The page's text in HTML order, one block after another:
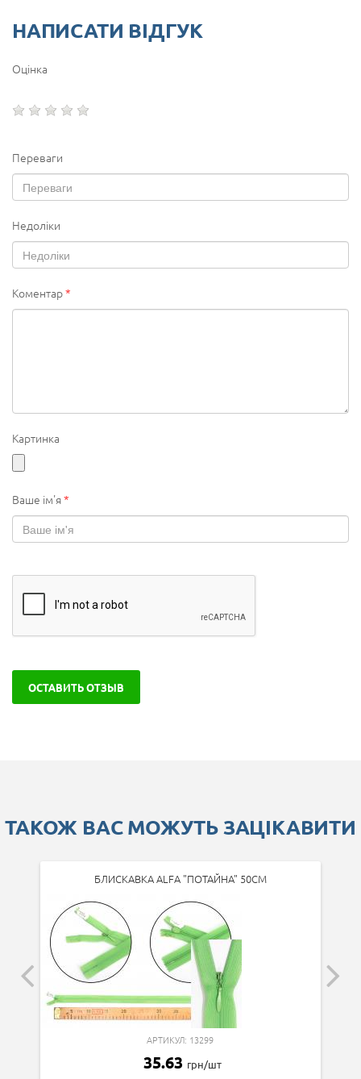
НАПИСАТИ ВІДГУК
Оцінка
Переваги
Недоліки
Коментар*
Картинка
Ваше ім'я*
ОСТАВИТЬ ОТЗЫВ
ТАКОЖ ВАС МОЖУТЬ ЗАЦІКАВИТИ
БЛИСКАВКА ALFA "ПОТАЙНА" 50СМ
АРТИКУЛ: 13299
35.63 грн/шт